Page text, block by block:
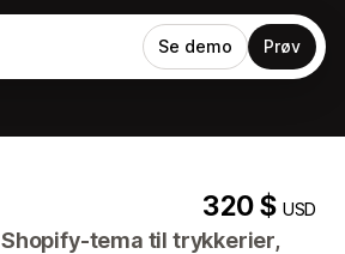
Se demo Prøv
320 $USD
Shopify-tema til trykkerier,